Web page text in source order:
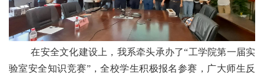
在安全文化建设上，我系牵头承办了“工学院第一届实
验室安全知识竞赛”，全校学生积极报名参赛，广大师生反